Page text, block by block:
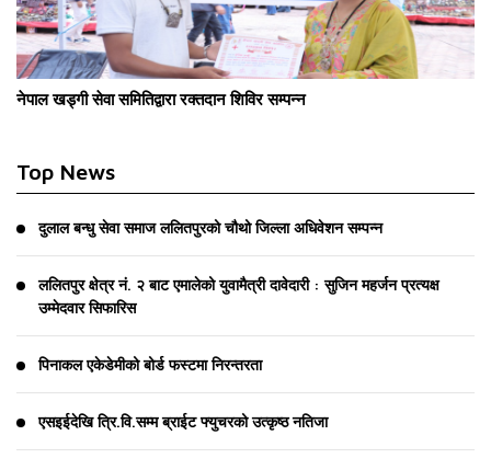
नेपाल खड्गी सेवा समितिद्वारा रक्तदान शिविर सम्पन्न
Top News
दुलाल बन्धु सेवा समाज ललितपुरको चौथो जिल्ला अधिवेशन सम्पन्न
ललितपुर क्षेत्र नं. २ बाट एमालेको युवामैत्री दावेदारी : सुजिन महर्जन प्रत्यक्ष
उम्मेदवार सिफारिस
पिनाकल एकेडेमीको बोर्ड फस्टमा निरन्तरता
एसइईदेखि त्रि.वि.सम्म ब्राईट फ्युचरको उत्कृष्ठ नतिजा